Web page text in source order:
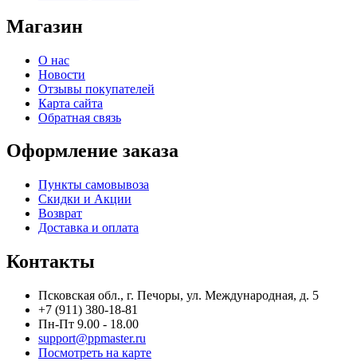
Магазин
О нас
Новости
Отзывы покупателей
Карта сайта
Обратная связь
Оформление заказа
Пункты самовывоза
Скидки и Акции
Возврат
Доставка и оплата
Контакты
Псковская обл., г. Печоры, ул. Международная, д. 5
+7 (911) 380-18-81
Пн-Пт 9.00 - 18.00
support@ppmaster.ru
Посмотреть на карте